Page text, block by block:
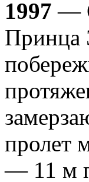
1997 —
Принца
пролет
— 11 м